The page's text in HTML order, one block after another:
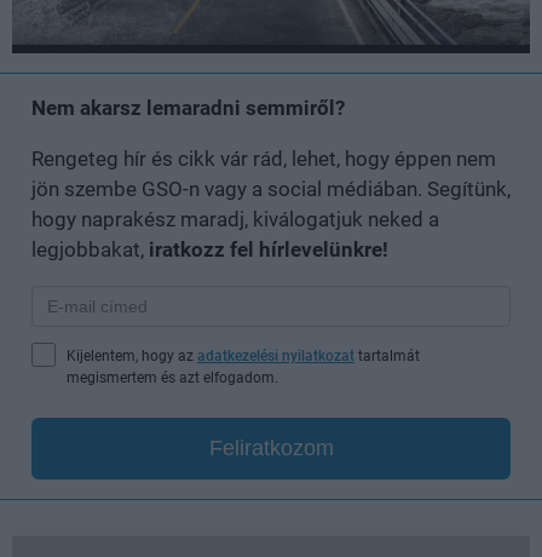
Nem akarsz lemaradni semmiről?
Rengeteg hír és cikk vár rád, lehet, hogy éppen nem
jön szembe GSO-n vagy a social médiában. Segítünk,
hogy naprakész maradj, kiválogatjuk neked a
legjobbakat, iratkozz fel hírlevelünkre!
Kijelentem, hogy az adatkezelési nyilatkozat tartalmát
megismertem és azt elfogadom.
Feliratkozom